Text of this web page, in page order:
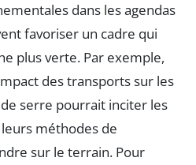
dans les agendas
favoriser un cadre qui
plus verte. Par exemple,
des transports sur les
serre pourrait inciter les
méthodes de
sur le terrain. Pour